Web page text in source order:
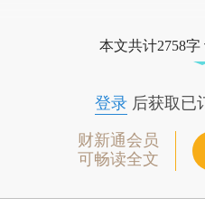
本文共计2758
登录后获取已
财新通会员
可畅读全文